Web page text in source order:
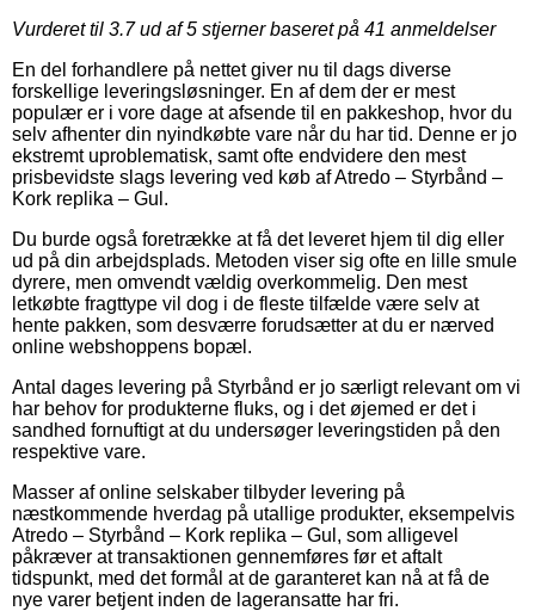
Vurderet til 3.7ud af 5 stjerner baseret på 41 anmeldelser
En del forhandlere på nettet giver nu til dags diverse
forskellige leveringsløsninger. En af dem der er mest
populær er i vore dage at afsende til en pakkeshop, hvor du
selv afhenter din nyindkøbte vare når du har tid. Denne er jo
ekstremt uproblematisk, samt ofte endvidere den mest
prisbevidste slags levering ved køb af Atredo – Styrbånd –
Kork replika – Gul.
Du burde også foretrække at få det leveret hjem til dig eller
ud på din arbejdsplads. Metoden viser sig ofte en lille smule
dyrere, men omvendt vældig overkommelig. Den mest
letkøbte fragttype vil dog i de fleste tilfælde være selv at
hente pakken, som desværre forudsætter at du er nærved
online webshoppens bopæl.
Antal dages levering på Styrbånd er jo særligt relevant om vi
har behov for produkterne fluks, og i det øjemed er det i
sandhed fornuftigt at du undersøger leveringstiden på den
respektive vare.
Masser af online selskaber tilbyder levering på
næstkommende hverdag på utallige produkter, eksempelvis
Atredo – Styrbånd – Kork replika – Gul, som alligevel
påkræver at transaktionen gennemføres før et aftalt
tidspunkt, med det formål at de garanteret kan nå at få de
nye varer betjent inden de lageransatte har fri.